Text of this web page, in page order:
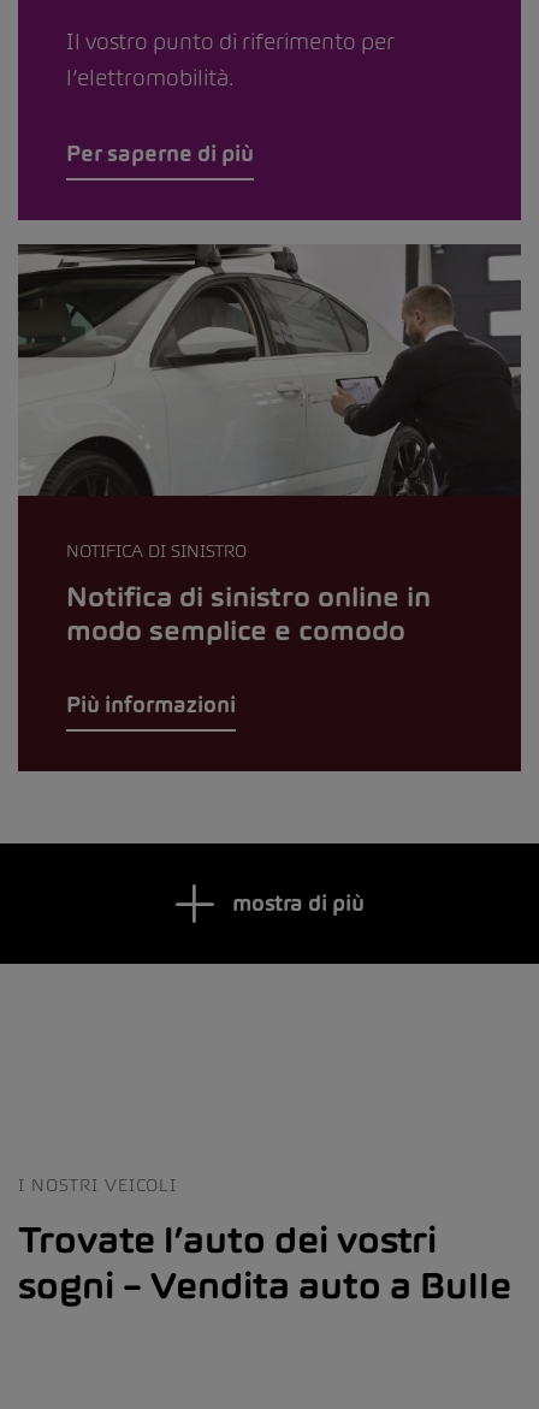
Il vostro punto di riferimento per
l’elettromobilità.
Per saperne di più
NOTIFICA DI SINISTRO
Notifica di sinistro online in
modo semplice e comodo
Più informazioni
mostra di più
I NOSTRI VEICOLI
Trovate l’auto dei vostri
sogni – Vendita auto a Bulle